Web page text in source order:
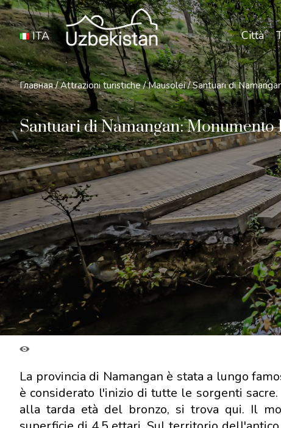
Città
ITA
Главная / Attrazioni turistiche / Mausolei / Santuari di
Santuari di Namangan:
La provincia di Namangan è stata a lungo
è considerato l'inizio di tutte le sorgenti
alla tarda età del bronzo, si trova qui. Il